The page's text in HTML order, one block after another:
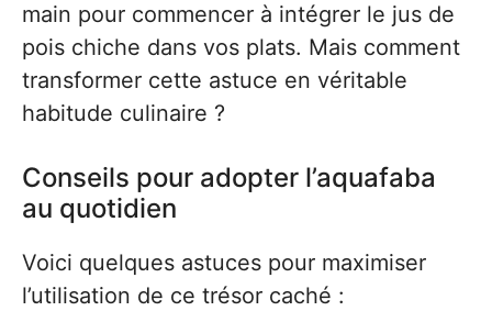
main pour commencer à intégrer le jus de
pois chiche dans vos plats. Mais comment
transformer cette astuce en véritable
habitude culinaire ?
Conseils pour adopter l’aquafaba
au quotidien
Voici quelques astuces pour maximiser
l’utilisation de ce trésor caché :